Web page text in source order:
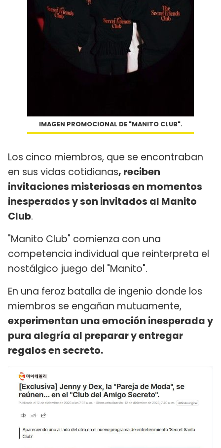
IMAGEN PROMOCIONAL DE "MANITO CLUB".
Los cinco miembros, que se encontraban
en sus vidas cotidianas, reciben
invitaciones misteriosas en momentos
inesperados y son invitados al Manito
Club.
"Manito Club" comienza con una
competencia individual que reinterpreta el
nostálgico juego del "Manito".
En una feroz batalla de ingenio donde los
miembros se engañan mutuamente,
experimentan una emoción inesperada y
pura alegría al preparar y entregar
regalos en secreto.